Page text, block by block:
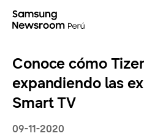
Conoce cómo
expandiendo las
Smart TV
09-11-2020